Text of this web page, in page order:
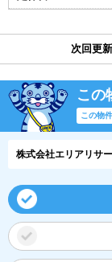
次回更
この
この物
株式会社エリアリサ